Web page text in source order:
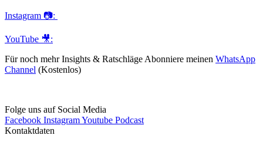
Instagram 📷:
YouTube 🎥:
Für noch mehr Insights & Ratschläge Abonniere meinen WhatsApp
Channel (Kostenlos)
Folge uns auf Social Media
Facebook InstagramYoutube Podcast
Kontaktdaten